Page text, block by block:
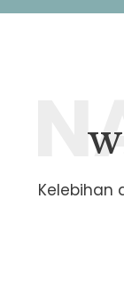
Kelebihan